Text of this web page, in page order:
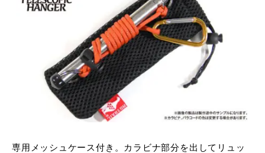
専用メッシュケース付き。カラビナ部分を出してリュッ